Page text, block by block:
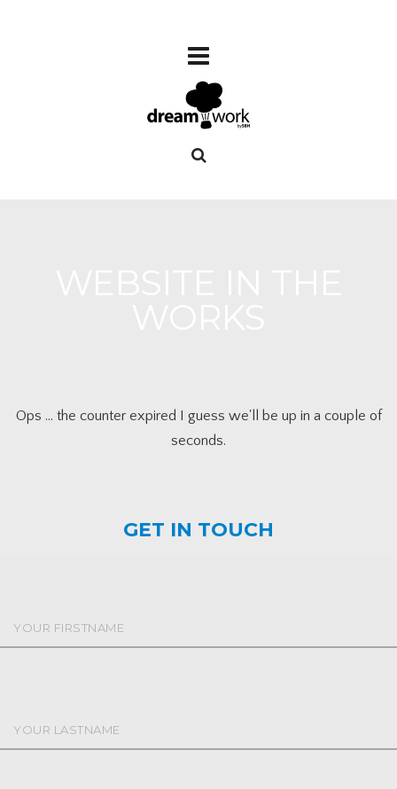
Ops ... the counter expired I guess we'll be up in a couple of
seconds.
GET IN TOUCH